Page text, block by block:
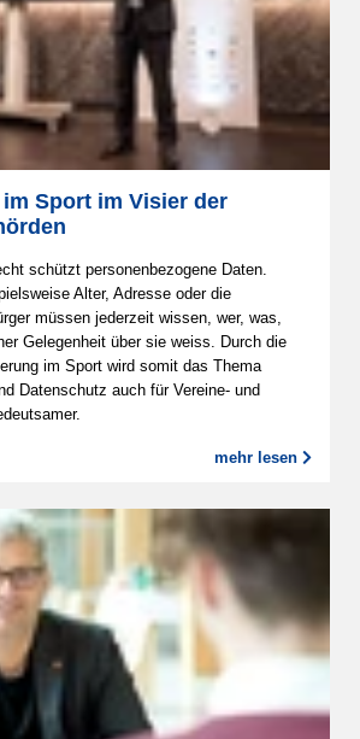
Sport im Visier der
schützt personenbezogene Daten.
Alter, Adresse oder die
müssen jederzeit wissen, wer, was,
Gelegenheit über sie weiss. Durch die
im Sport wird somit das Thema
Datenschutz auch für Vereine- und
mehr lesen